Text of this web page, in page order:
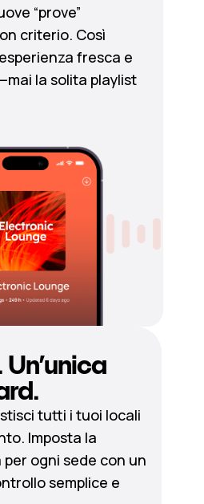
“prove”
criterio. Così
fresca e
la solita playlist
tutti i tuoi locali
Imposta la
ogni sede con un
semplice e